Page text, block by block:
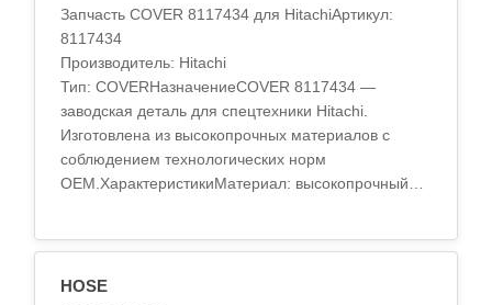
Запчасть COVER 8117434 для HitachiАртикул:
8117434
Производитель: Hitachi
Тип: COVERНазначениеCOVER 8117434 —
заводская деталь для спецтехники Hitachi.
Изготовлена из высокопрочных материалов с
соблюдением технологических норм
OEM.ХарактеристикиМатериал: высокопрочный
HOSE